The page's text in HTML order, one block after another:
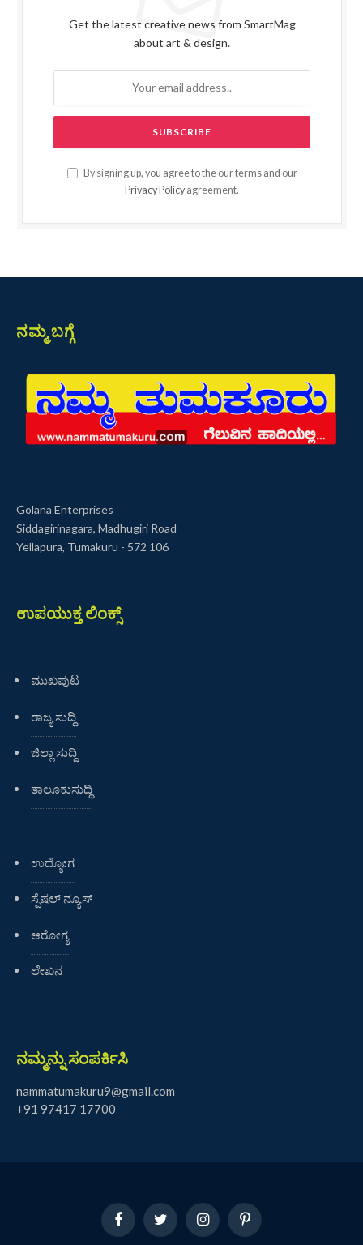
Get the latest creative news from SmartMag
about art & design.
By signing up, you agree to the our terms and our
Privacy Policy agreement.
ನಮ್ಮ ಬಗ್ಗೆ
Golana Enterprises
Siddagirinagara, Madhugiri Road
Yellapura, Tumakuru - 572 106
ಉಪಯುಕ್ತ ಲಿಂಕ್ಸ್
ಮುಖಪುಟ
ರಾಜ್ಯ ಸುದ್ದಿ
ಜಿಲ್ಲಾ ಸುದ್ದಿ
ತಾಲೂಕುಸುದ್ದಿ
ಉದ್ಯೋಗ
ಸ್ಪೆಷಲ್ ನ್ಯೂಸ್
ಆರೋಗ್ಯ
ಲೇಖನ
ನಮ್ಮನ್ನು ಸಂಪರ್ಕಿಸಿ
nammatumakuru9@gmail.com
+91 97417 17700
FacebookTwitter InstagramPinterest